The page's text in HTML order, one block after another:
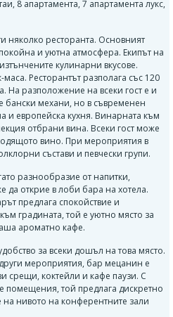
8 апартамента, 7 апартамента лукс,
няколко ресторанта. Основният
и уютна атмосфера. Екипът на
кулинарни вкусове.
Ресторантът разполага със 120
На разположение на всеки гост е и
бански механи, но в съвременен
и европейска кухня. Винарната към
отбрани вина. Всеки гост може
вино. При мероприятия в
състави и певчески групи.
разнообразие от напитки,
да открие в лоби бара на хотела.
предлага спокойствие и
градината, той е уютно място за
ароматно кафе.
за всеки дошъл на това място.
мероприятия, бар мецанин е
срещи, коктейли и кафе паузи. С
помещения, той предлага дискретно
нивото на конферентните зали